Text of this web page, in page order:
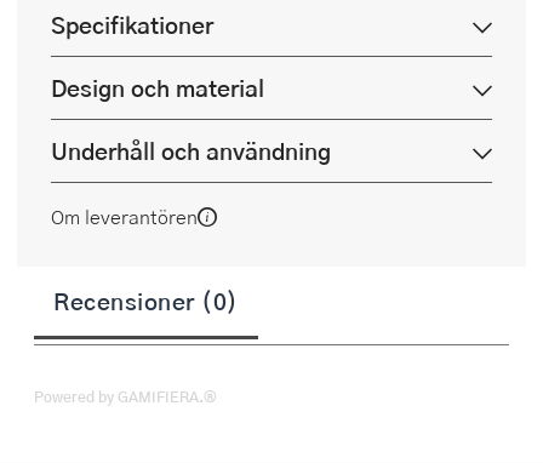
Specifikationer
Design och material
Underhåll och användning
Om leverantören
Recensioner (0)
Powered by GAMIFIERA.®